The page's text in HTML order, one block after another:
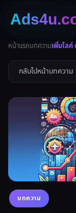
หน้าแรกบทความเพิ่มไล
กลับไปหน้าบทความ
บทความ